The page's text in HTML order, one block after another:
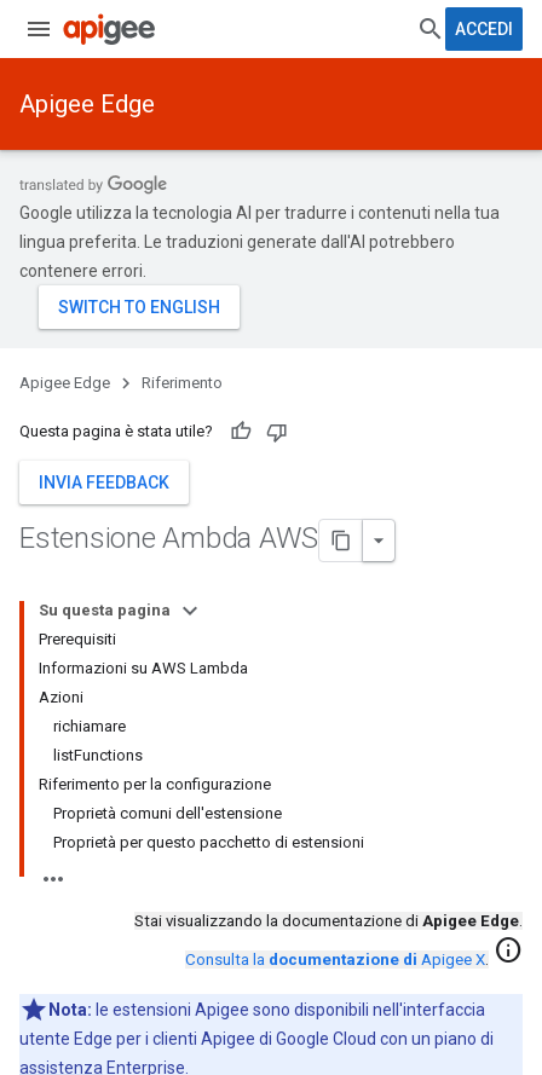
ACCEDI
Apigee Edge
Google utilizza la tecnologia AI per tradurre i contenuti nella tua
lingua preferita. Le traduzioni generate dall'AI potrebbero
contenere errori.
Apigee Edge Riferimento
Questa pagina è stata utile?
INVIA FEEDBACK
Estensione Ambda AWS
Su questa pagina
Prerequisiti
Informazioni su AWS Lambda
Azioni
richiamare
listFunctions
Riferimento per la configurazione
Proprietà comuni dell'estensione
Proprietà per questo pacchetto di estensioni
Stai visualizzando la documentazione di Apigee Edge.
Consulta la documentazione di Apigee X. info
Nota: le estensioni Apigee sono disponibili nell'interfaccia
utente Edge per i clienti Apigee di Google Cloud con un piano di
assistenza Enterprise.